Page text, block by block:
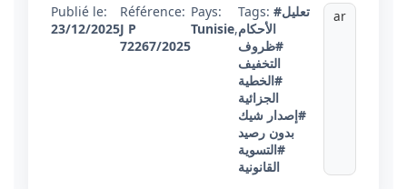
Publié le:
23/12/2025
Référence:
J P
72267/2025
Pays:
Tunisie,
Tags: #تعليل
الأحكام
#ظروف
التخفيف
#الخطية
الجزائية
#إصدار شيك
بدون رصيد
#التسوية
القانونية
ar